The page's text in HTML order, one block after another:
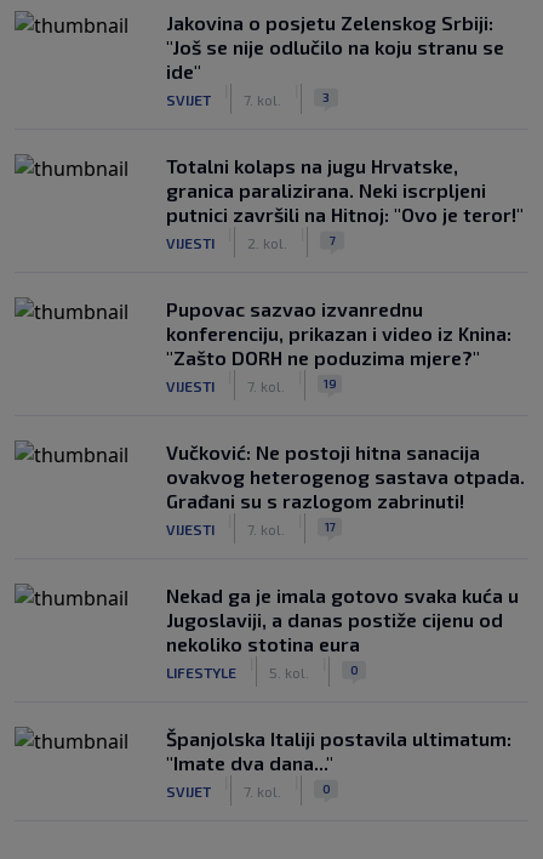
Jakovina o posjetu Zelenskog Srbiji:
"Još se nije odlučilo na koju stranu se
ide"
SVIJET 7. kol. 3
Totalni kolaps na jugu Hrvatske,
granica paralizirana. Neki iscrpljeni
putnici završili na Hitnoj: "Ovo je teror!"
VIJESTI 2. kol. 7
Pupovac sazvao izvanrednu
konferenciju, prikazan i video iz Knina:
"Zašto DORH ne poduzima mjere?"
VIJESTI 7. kol. 19
Vučković: Ne postoji hitna sanacija
ovakvog heterogenog sastava otpada.
Građani su s razlogom zabrinuti!
VIJESTI 7. kol. 17
Nekad ga je imala gotovo svaka kuća u
Jugoslaviji, a danas postiže cijenu od
nekoliko stotina eura
LIFESTYLE 5. kol. 0
Španjolska Italiji postavila ultimatum:
"Imate dva dana..."
SVIJET 7. kol. 0